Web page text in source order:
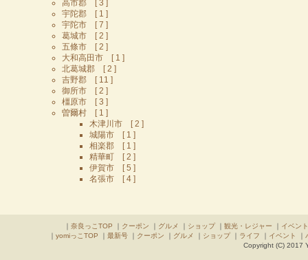
高市郡 [ 3 ]
宇陀郡 [ 1 ]
宇陀市 [ 7 ]
葛城市 [ 2 ]
五條市 [ 2 ]
大和高田市 [ 1 ]
北葛城郡 [ 2 ]
吉野郡 [ 11 ]
御所市 [ 2 ]
橿原市 [ 3 ]
曽爾村 [ 1 ]
木津川市 [ 2 ]
城陽市 [ 1 ]
相楽郡 [ 1 ]
精華町 [ 2 ]
伊賀市 [ 5 ]
名張市 [ 4 ]
｜ 奈良っこTOP ｜ クーポン ｜ グルメ ｜ ショップ｜ 観光・レジャー ｜ イベント
｜ yomiっこTOP ｜ 最新号｜ クーポン ｜ グルメ ｜ ショップ｜ ライフ ｜ イベント ｜
Copyright (C) 2017